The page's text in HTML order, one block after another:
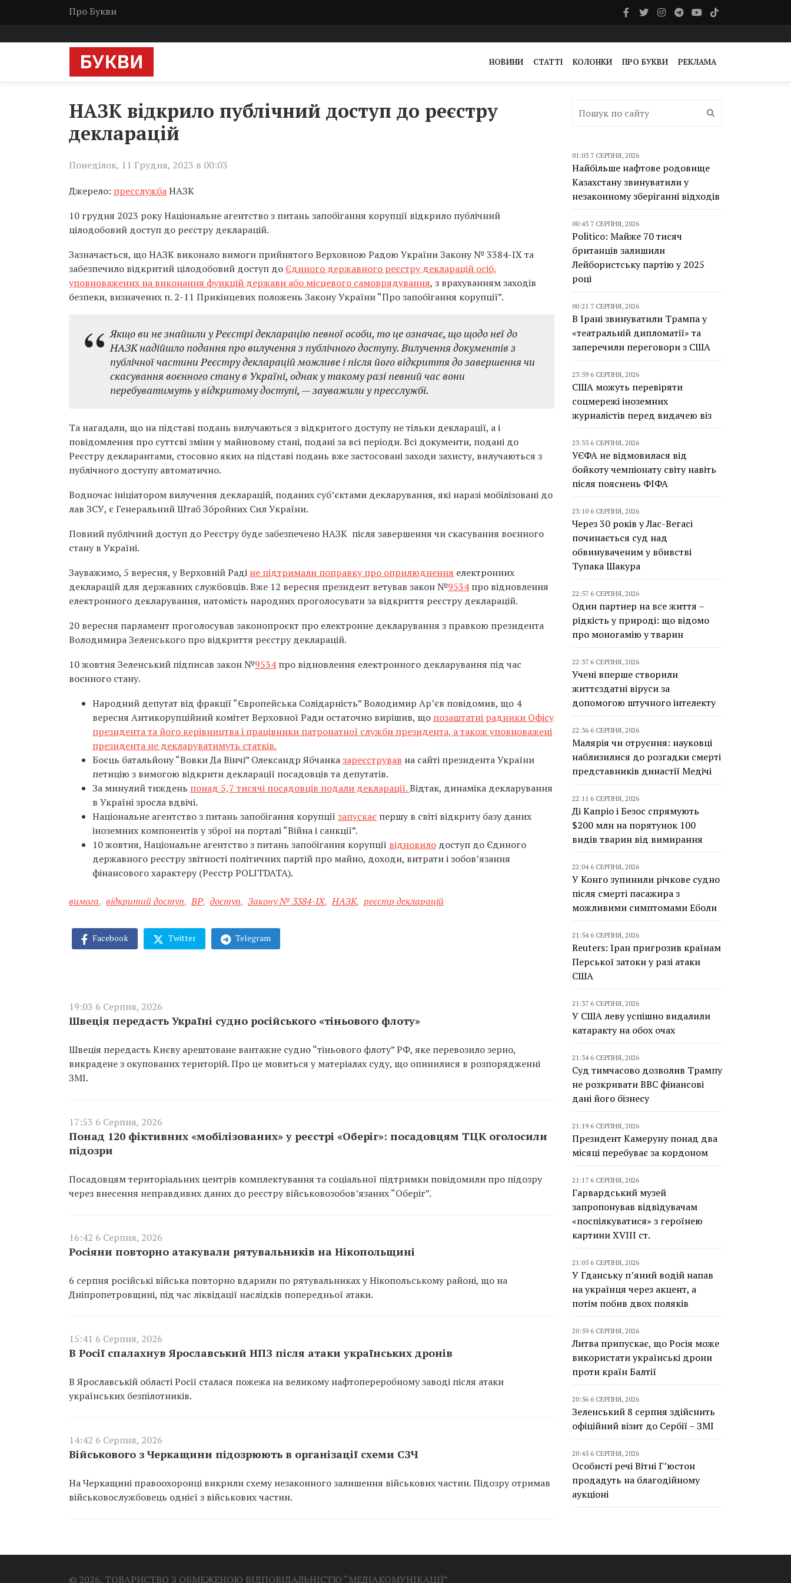
Про Букви
НОВИНИ СТАТТІ КОЛОНКИ ПРО БУКВИ РЕКЛАМА
НАЗК відкрило публічний доступ до реєстру
декларацій
Понеділок, 11 Грудня, 2023 в 00:03
Джерело: пресслужбаНАЗК
10 грудня 2023 року Національне агентство з питань запобігання корупції відкрило публічний
цілодобовий доступ до реєстру декларацій.
Зазначається, що НАЗК виконало вимоги прийнятого Верховною Радою України Закону № 3384-ІХ та
забезпечило відкритий цілодобовий доступ до Єдиного державного реєстру декларацій осіб,
уповноважених на виконання функцій держави або місцевого самоврядування, з врахуванням заходів
безпеки, визначених п. 2-11 Прикінцевих положень Закону України “Про запобігання корупції”.
Якщо ви не знайшли у Реєстрі декларацію певної особи, то це означає, що щодо неї до
НАЗК надійшло подання про вилучення з публічного доступу. Вилучення документів з
публічної частини Реєстру декларацій можливе і після його відкриття до завершення чи
скасування воєнного стану в Україні, однак у такому разі певний час вони
перебуватимуть у відкритому доступі, — зауважили у пресслужбі.
Та нагадали, що на підставі подань вилучаються з відкритого доступу не тільки декларації, а і
повідомлення про суттєві зміни у майновому стані, подані за всі періоди. Всі документи, подані до
Реєстру декларантами, стосовно яких на підставі подань вже застосовані заходи захисту, вилучаються з
публічного доступу автоматично.
Водночас ініціатором вилучення декларацій, поданих суб’єктами декларування, які наразі мобілізовані до
лав ЗСУ, є Генеральний Штаб Збройних Сил України.
Повний публічний доступ до Реєстру буде забезпечено НАЗК після завершення чи скасування воєнного
стану в Україні.
Зауважимо, 5 вересня, у Верховній Раді не підтримали поправку про оприлюднення електронних
декларацій для державних службовців. Вже 12 вересня президент ветував закон №9534про відновлення
електронного декларування, натомість народних проголосувати за відкриття реєстру декларацій.
20 вересня парламент проголосував законопроєкт про електронне декларування з правкою президента
Володимира Зеленського про відкриття реєстру декларацій.
10 жовтня Зеленський підписав закон №9534про відновлення електронного декларування під час
воєнного стану.
Народний депутат від фракції “Європейська Солідарність” Володимир Ар’єв повідомив, що 4
вересня Антикорупційний комітет Верховної Ради остаточно вирішив, що позаштатні радники Офісу
президента та його керівництва і працівники патронатної служби президента, а також уповноважені
президента не декларуватимуть статків.
Боєць батальйону “Вовки Да Вінчі” Олександр Ябчанказареєстрував на сайті президента України
петицію з вимогою відкрити декларації посадовців та депутатів.
За минулий тиждень понад 5,7 тисячі посадовців подали декларації.Відтак, динаміка декларування
в Україні зросла вдвічі.
Національне агентство з питань запобігання корупції запускає першу в світі відкриту базу даних
іноземних компонентів у зброї на порталі “Війна і санкції”.
10 жовтня, Національне агентство з питань запобігання корупції відновило доступ до Єдиного
державного реєстру звітності політичних партій про майно, доходи, витрати і зобов’язання
фінансового характеру (Реєстр POLITDATA).
вимога, відкритий доступ, ВР, доступ, Закону № 3384-ІХ, НАЗК, реєстр декларацій
Facebook Twitter Telegram
19:03 6 Серпня, 2026
Швеція передасть Україні судно російського «тіньового флоту»
Швеція передасть Києву арештоване вантажне судно “тіньового флоту” РФ, яке перевозило зерно,
викрадене з окупованих територій. Про це мовиться у матеріалах суду, що опинилися в розпорядженні
ЗМІ.
17:53 6 Серпня, 2026
Понад 120 фіктивних «мобілізованих» у реєстрі «Оберіг»: посадовцям ТЦК оголосили
підозри
Посадовцям територіальних центрів комплектування та соціальної підтримки повідомили про підозру
через внесення неправдивих даних до реєстру військовозобов’язаних “Оберіг”.
16:42 6 Серпня, 2026
Росіяни повторно атакували рятувальників на Нікопольщині
6 серпня російські війська повторно вдарили по рятувальниках у Нікопольському районі, що на
Дніпропетровщині, під час ліквідації наслідків попередньої атаки.
15:41 6 Серпня, 2026
В Росії спалахнув Ярославський НПЗ після атаки українських дронів
В Ярославській області Росії сталася пожежа на великому нафтопереробному заводі після атаки
українських безпілотників.
14:42 6 Серпня, 2026
Військового з Черкащини підозрюють в організації схеми СЗЧ
На Черкащині правоохоронці викрили схему незаконного залишення військових частин. Підозру отримав
військовослужбовець однієї з військових частин.
01:03 7 СЕРПНЯ, 2026
Найбільше нафтове родовище
Казахстану звинуватили у
незаконному зберіганні відходів
00:43 7 СЕРПНЯ, 2026
Politico: Майже 70 тисяч
британців залишили
Лейбористську партію у 2025
році
00:21 7 СЕРПНЯ, 2026
В Ірані звинуватили Трампа у
«театральній дипломатії» та
заперечили переговори з США
23:59 6 СЕРПНЯ, 2026
США можуть перевіряти
соцмережі іноземних
журналістів перед видачею віз
23:35 6 СЕРПНЯ, 2026
УЄФА не відмовилася від
бойкоту чемпіонату світу навіть
після пояснень ФІФА
23:10 6 СЕРПНЯ, 2026
Через 30 років у Лас-Вегасі
починається суд над
обвинуваченим у вбивстві
Тупака Шакура
22:57 6 СЕРПНЯ, 2026
Один партнер на все життя –
рідкість у природі: що відомо
про моногамію у тварин
22:37 6 СЕРПНЯ, 2026
Учені вперше створили
життєздатні віруси за
допомогою штучного інтелекту
22:36 6 СЕРПНЯ, 2026
Малярія чи отруєння: науковці
наблизилися до розгадки смерті
представників династії Медічі
22:11 6 СЕРПНЯ, 2026
Ді Капріо і Безос спрямують
$200 млн на порятунок 100
видів тварин від вимирання
22:04 6 СЕРПНЯ, 2026
У Конго зупинили річкове судно
після смерті пасажира з
можливими симптомами Еболи
21:54 6 СЕРПНЯ, 2026
Reuters: Іран пригрозив країнам
Перської затоки у разі атаки
США
21:37 6 СЕРПНЯ, 2026
У США леву успішно видалили
катаракту на обох очах
21:34 6 СЕРПНЯ, 2026
Суд тимчасово дозволив Трампу
не розкривати BBC фінансові
дані його бізнесу
21:19 6 СЕРПНЯ, 2026
Президент Камеруну понад два
місяці перебуває за кордоном
21:17 6 СЕРПНЯ, 2026
Гарвардський музей
запропонував відвідувачам
«поспілкуватися» з героїнею
картини XVIII ст.
21:05 6 СЕРПНЯ, 2026
У Гданську п’яний водій напав
на українця через акцент, а
потім побив двох поляків
20:59 6 СЕРПНЯ, 2026
Литва припускає, що Росія може
використати українські дрони
проти країн Балтії
20:56 6 СЕРПНЯ, 2026
Зеленський 8 серпня здійснить
офіційний візит до Сербії – ЗМІ
20:45 6 СЕРПНЯ, 2026
Особисті речі Вітні Г’юстон
продадуть на благодійному
аукціоні
© 2026, ТОВАРИСТВО З ОБМЕЖЕНОЮ ВІДПОВІДАЛЬНІСТЮ “МЕДІАКОМУНІКАЦІЇ”